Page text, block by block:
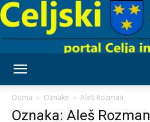
Doma Oznake Aleš Rozman
Oznaka: Aleš Rozman